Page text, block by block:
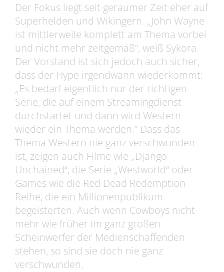
Der Fokus liegt seit geraumer Zeit eher auf
Superhelden und Wikingern. „John Wayne
ist mittlerweile komplett am Thema vorbei
und nicht mehr zeitgemäß“, weiß Sykora.
Der Vorstand ist sich jedoch auch sicher,
dass der Hype irgendwann wiederkommt:
„Es bedarf eigentlich nur der richtigen
Serie, die auf einem Streamingdienst
durchstartet und dann wird Western
wieder ein Thema werden.“ Dass das
Thema Western nie ganz verschwunden
ist, zeigen auch Filme wie „Django
Unchained“, die Serie „Westworld“ oder
Games wie die Red Dead Redemption
Reihe, die ein Millionenpublikum
begeisterten. Auch wenn Cowboys nicht
mehr wie früher im ganz großen
Scheinwerfer der Medienschaffenden
stehen, so sind sie doch nie ganz
verschwunden.